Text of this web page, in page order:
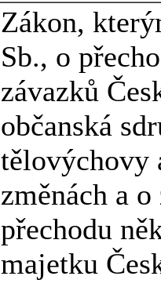
Zákon,
Sb., o
závazků
občanská
tělovýchovy
změnách a
přechodu
majetku